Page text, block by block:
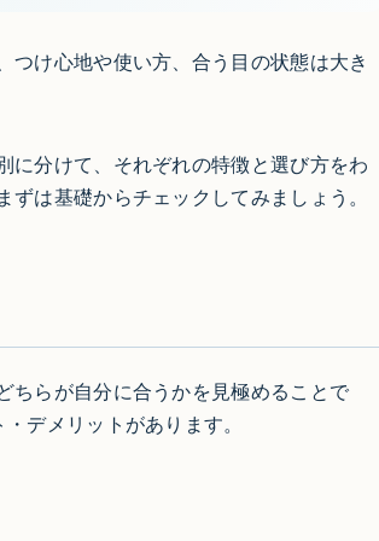
け心地や使い方、合う目の状態は大き
に分けて、それぞれの特徴と選び方をわ
は基礎からチェックしてみましょう。
ちらが自分に合うかを見極めることで
デメリットがあります。